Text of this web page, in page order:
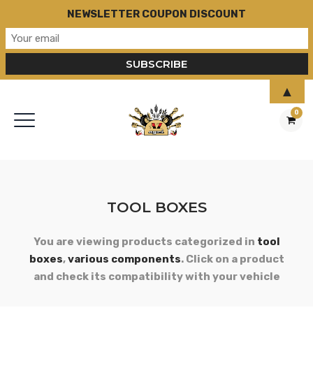
0
TOOL BOXES
You are viewing products categorized in tool
boxes,various components. Click on a product
and check its compatibility with your vehicle
NEWSLETTER COUPON DISCOUNT
▲